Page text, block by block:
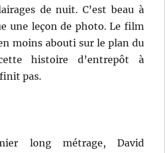
de nuit. C’est beau à
une leçon de photo. Le film
moins abouti sur le plan du
histoire d’entrepôt à
pas.
long métrage, David